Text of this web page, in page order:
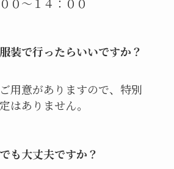
装で行ったらいいですか？
用意がありますので、特別
はありません。
も大丈夫ですか？